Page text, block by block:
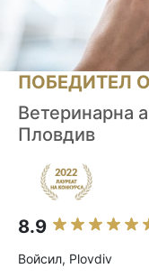
ПОБЕДИТЕЛ
Ветеринарна
Пловдив
8.9
Войсил, Plovdiv